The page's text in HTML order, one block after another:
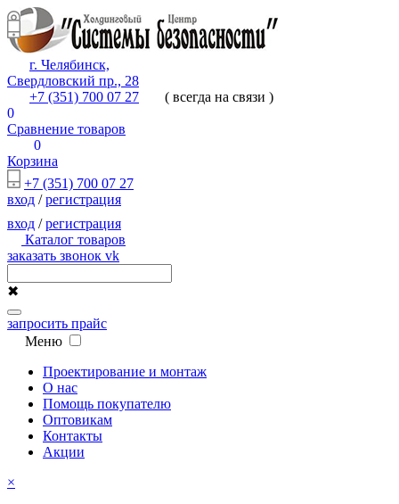
г. Челябинск,
Свердловский пр., 28
+7 (351) 700 07 27
( всегда на связи )
0
Сравнение товаров
0
Корзина
+7 (351) 700 07 27
вход /регистрация
вход /регистрация
Каталог товаров
заказать звонок vk
✖
запросить прайс
Меню
Проектирование и монтаж
О нас
Помощь покупателю
Оптовикам
Контакты
Акции
×